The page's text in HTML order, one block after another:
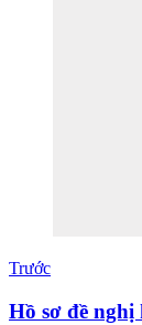
Trước
Hồ sơ đề